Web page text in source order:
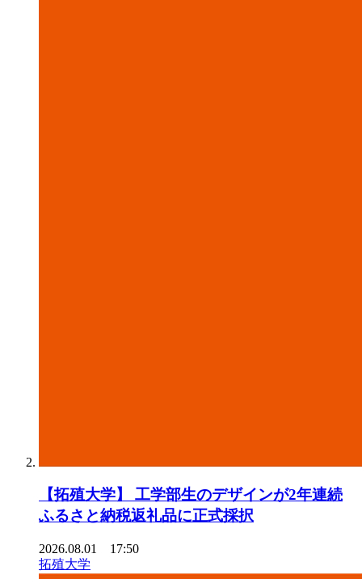
【拓殖⼤学】 ⼯学部⽣のデザインが2年連続
ふるさと納税返礼品に正式採択
2026.08.01 17:50
拓殖大学